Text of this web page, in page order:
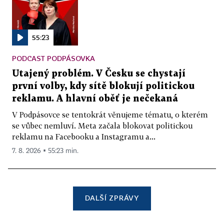
55:23
PODCAST PODPÁSOVKA
Utajený problém. V Česku se chystají
první volby, kdy sítě blokují politickou
reklamu. A hlavní oběť je nečekaná
V Podpásovce se tentokrát věnujeme tématu, o kterém
se vůbec nemluví. Meta začala blokovat politickou
reklamu na Facebooku a Instagramu a...
7. 8. 2026 ▪ 55:23 min.
DALŠÍ ZPRÁVY